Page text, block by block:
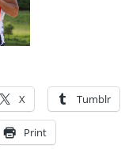
X Tumblr
Print